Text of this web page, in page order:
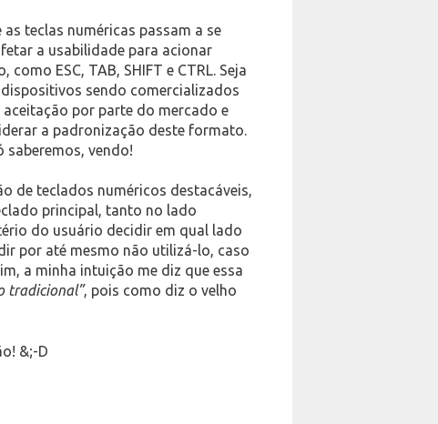
teclas numéricas passam a se
a usabilidade para acionar
ESC, TAB, SHIFT e CTRL. Seja
sendo comercializados
por parte do mercado e
a padronização deste formato.
saberemos, vendo!
de teclados numéricos destacáveis,
principal, tanto no lado
do usuário decidir em qual lado
por até mesmo não utilizá-lo, caso
a minha intuição me diz que essa
tradicional”, pois como diz o velho
&;-D